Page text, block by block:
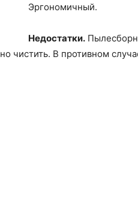
Эргономичный.
Недостатки.
чистить. В противном